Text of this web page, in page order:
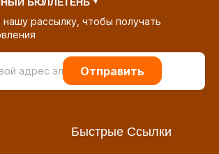
рассылку, чтобы получать
Отправить
Быстрые Ссылки